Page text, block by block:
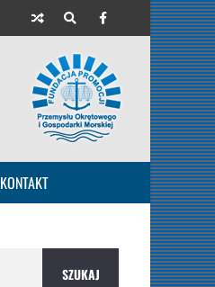
KONTAKT